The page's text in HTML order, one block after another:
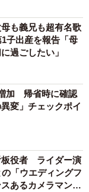
も義兄も超有名歌
子出産を報告「母
過ごしたい」
加 帰省時に確認
変」チェックポイ
板役者 ライダー演
「ウエディングフ
あるカメラマン求